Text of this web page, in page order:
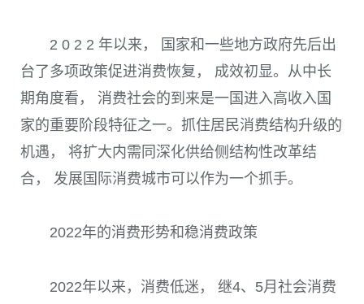
2 0 2 2 年以来， 国家和一些地方政府先后出
台了多项政策促进消费恢复， 成效初显。从中长
期角度看， 消费社会的到来是一国进入高收入国
家的重要阶段特征之一。抓住居民消费结构升级的
机遇， 将扩大内需同深化供给侧结构性改革结
合， 发展国际消费城市可以作为一个抓手。
2022年的消费形势和稳消费政策
2022年以来，消费低迷， 继4、 5月社会消费